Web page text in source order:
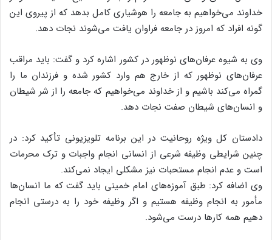
خداوند می‌خواهیم به جامعه را هوشیاری کامل بدهد که از پیروی این
گونه افراد که امروز در جامعه فراوان یافت می‌شوند نجات دهد.
وی به شیوه عرفان‌های نوظهور در کشور اشاره کرد و گفت: باید مراقب
عرفان‌های نوظهور که از خارج هم وارد کشور شده و فرزندان ما را
گمراه می‌کند باشیم و از خداوند می‌خواهیم که جامعه را از شر شیطان
و انسان‌های شیطان صفت نجات دهد.
دادستان کل ویژه روحانیت در این برنامه تلویزیونی تأکید کرد: در
چنین شرایطی وظیفه شرعی از انسانی انجام واجبات و ترک محرمات
است و عدم انجام مستحبات نیز مشکلی ایجاد نمی‌کند.
وی اضافه کرد: طبق آموزه‌های امام خمینی باید گفت که ما انسان‌ها
مأمور به انجام وظیفه هستیم و اگر وظیفه خود را به درستی انجام
دهیم همه کارها درست می‌شود.